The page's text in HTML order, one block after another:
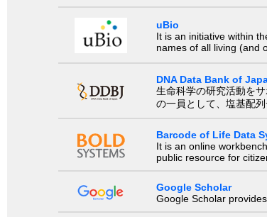
uBio
It is an initiative within
names of all living (and
DNA Data Bank of
生命科学の研究活動を
の一員として、塩基配
Barcode of Life Data
It is an online
public resource for
Google Scholar
Google Scholar